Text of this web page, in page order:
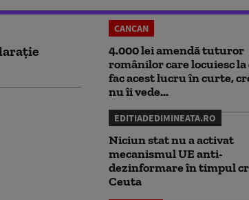
CANCAN
4.000 lei amendă tuturor
românilor care locuiesc la
fac acest lucru în curte,
nu îi vede...
EDITIADEDIMINEATA.RO
Niciun stat nu a activat
mecanismul UE anti-
dezinformare în timpul
Ceuta